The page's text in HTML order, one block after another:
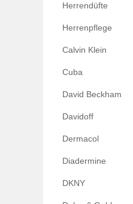
Herrendüfte
Herrenpflege
Calvin Klein
Cuba
David Beckham
Davidoff
Dermacol
Diadermine
DKNY